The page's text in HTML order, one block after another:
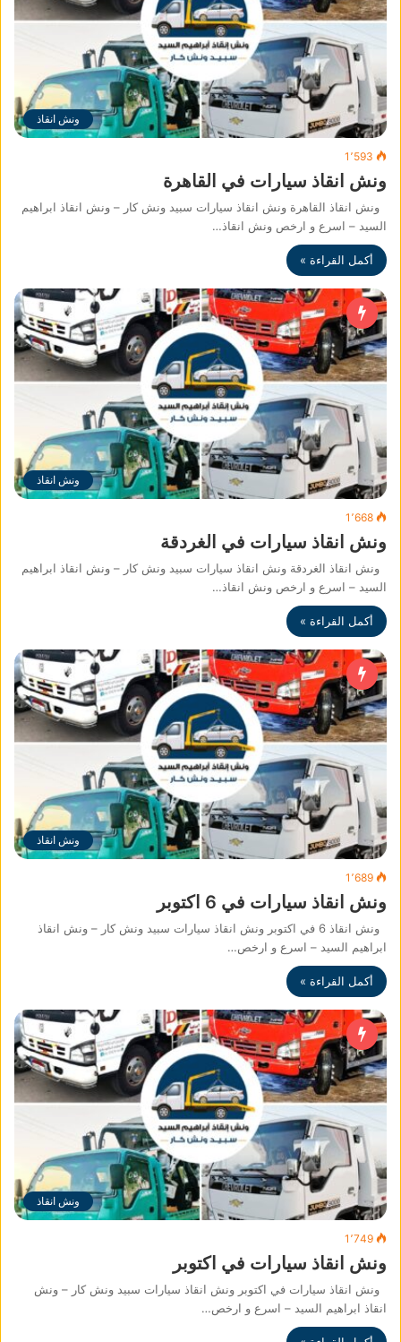
ونش انقاذ
1٬593
ونش انقاذ سيارات في القاهرة
ونش انقاذ القاهرة ونش انقاذ سيارات سبيد ونش كار – ونش انقاذ ابراهيم
السيد – اسرع و ارخص ونش انقاذ…
أكمل القراءة »
ونش انقاذ
1٬668
ونش انقاذ سيارات في الغردقة
ونش انقاذ الغردقة ونش انقاذ سيارات سبيد ونش كار – ونش انقاذ ابراهيم
السيد – اسرع و ارخص ونش انقاذ…
أكمل القراءة »
ونش انقاذ
1٬689
ونش انقاذ سيارات في 6 اكتوبر
ونش انقاذ 6 في اكتوبر ونش انقاذ سيارات سبيد ونش كار – ونش انقاذ
ابراهيم السيد – اسرع و ارخص…
أكمل القراءة »
ونش انقاذ
1٬749
ونش انقاذ سيارات في اكتوبر
ونش انقاذ سيارات في اكتوبر ونش انقاذ سيارات سبيد ونش كار – ونش
انقاذ ابراهيم السيد – اسرع و ارخص…